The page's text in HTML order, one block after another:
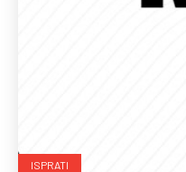
ISPRATI